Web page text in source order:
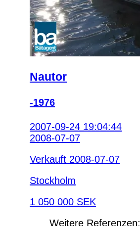
Nautor
-1976
2007-09-24 19:04:44
2008-07-07
Verkauft 2008-07-07
Stockholm
1 050 000 SEK
Weitere Referenzen: